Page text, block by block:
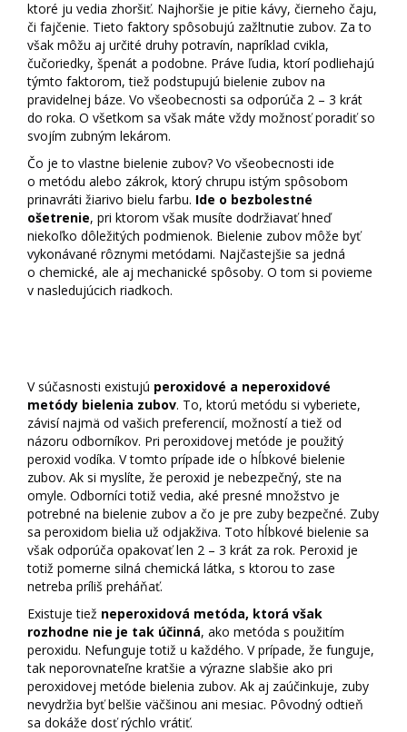
ktoré ju vedia zhoršiť. Najhoršie je pitie kávy, čierneho čaju,
či fajčenie. Tieto faktory spôsobujú zažltnutie zubov. Za to
však môžu aj určité druhy potravín, napríklad cvikla,
čučoriedky, špenát a podobne. Práve ľudia, ktorí podliehajú
týmto faktorom, tiež podstupujú bielenie zubov na
pravidelnej báze. Vo všeobecnosti sa odporúča 2 – 3 krát
do roka. O všetkom sa však máte vždy možnosť poradiť so
svojím zubným lekárom.
Čo je to vlastne bielenie zubov? Vo všeobecnosti ide
o metódu alebo zákrok, ktorý chrupu istým spôsobom
prinavráti žiarivo bielu farbu. Ide o bezbolestné
ošetrenie, pri ktorom však musíte dodržiavať hneď
niekoľko dôležitých podmienok. Bielenie zubov môže byť
vykonávané rôznymi metódami. Najčastejšie sa jedná
o chemické, ale aj mechanické spôsoby. O tom si povieme
v nasledujúcich riadkoch.
V súčasnosti existujú peroxidové a neperoxidové
metódy bielenia zubov. To, ktorú metódu si vyberiete,
závisí najmä od vašich preferencií, možností a tiež od
názoru odborníkov. Pri peroxidovej metóde je použitý
peroxid vodíka. V tomto prípade ide o hĺbkové bielenie
zubov. Ak si myslíte, že peroxid je nebezpečný, ste na
omyle. Odborníci totiž vedia, aké presné množstvo je
potrebné na bielenie zubov a čo je pre zuby bezpečné. Zuby
sa peroxidom bielia už odjakživa. Toto hĺbkové bielenie sa
však odporúča opakovať len 2 – 3 krát za rok. Peroxid je
totiž pomerne silná chemická látka, s ktorou to zase
netreba príliš preháňať.
Existuje tiež neperoxidová metóda, ktorá však
rozhodne nie je tak účinná, ako metóda s použitím
peroxidu. Nefunguje totiž u každého. V prípade, že funguje,
tak neporovnateľne kratšie a výrazne slabšie ako pri
peroxidovej metóde bielenia zubov. Ak aj zaúčinkuje, zuby
nevydržia byť belšie väčšinou ani mesiac. Pôvodný odtieň
sa dokáže dosť rýchlo vrátiť.